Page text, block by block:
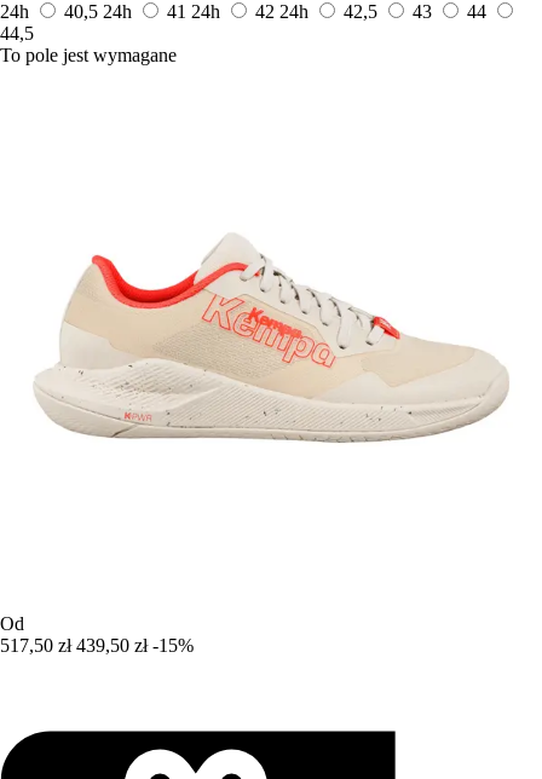
24h
40,5 24h 41 24h 42 24h 42,5 43
44
44,5
To pole jest wymagane
Od
517,50 zł 439,50 zł -15%